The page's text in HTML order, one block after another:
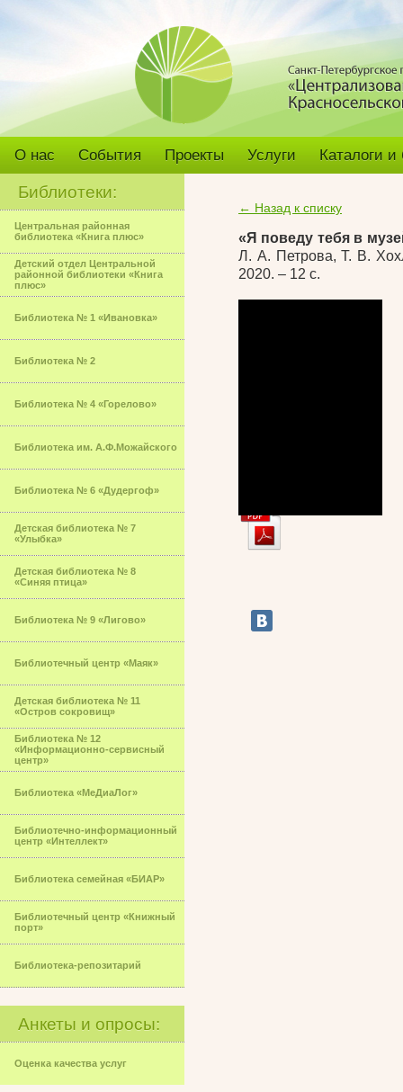
О нас События Проекты Услуги Каталоги
Библиотеки:
Центральная районная
библиотека «Книга плюс»
Детский отдел Центральной
районной библиотеки «Книга
плюс»
Библиотека № 1 «Ивановка»
Библиотека № 2
Библиотека № 4 «Горелово»
Библиотека им. А.Ф.Можайского
Библиотека № 6 «Дудергоф»
Детская библиотека № 7
«Улыбка»
Детская библиотека № 8
«Синяя птица»
Библиотека № 9 «Лигово»
Библиотечный центр «Маяк»
Детская библиотека № 11
«Остров сокровищ»
Библиотека № 12
«Информационно-сервисный
центр»
Библиотека «МеДиаЛог»
Библиотечно-информационный
центр «Интеллект»
Библиотека семейная «БИАР»
Библиотечный центр «Книжный
порт»
Библиотека-репозитарий
Анкеты и опросы:
Оценка качества услуг
← Назад к списку
«Я поведу тебя в
Л. А. Петрова, Т. В.
2020. – 12 с.